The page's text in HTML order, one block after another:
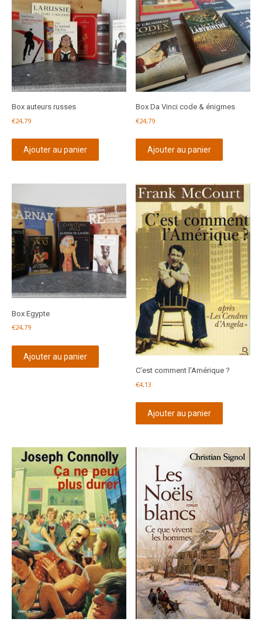
Box auteurs russes
€24,79
Ajouter au panier
Box Da Vinci code & énigmes
€24,79
Ajouter au panier
Box Egypte
€24,79
Ajouter au panier
C’est comment l’Amérique ?
€4,13
Ajouter au panier